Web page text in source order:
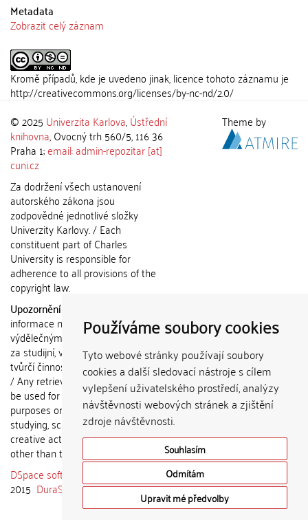
Používáme soubory cookies
Tyto webové stránky používají soubory
cookies a další sledovací nástroje s cílem
vylepšení uživatelského prostředí, analýzy
návštěvnosti webových stránek a zjištění
zdroje návštěvnosti.
Souhlasím
Odmítám
Upravit mé předvolby
Metadata
Zobrazit celý záznam
Kromě případů, kde je uvedeno jinak, licence tohoto záznamu je
http://creativecommons.org/licenses/by-nc-nd/2.0/
© 2025 Univerzita Karlova,Ústřední
knihovna, Ovocný trh 560/5, 116 36
Praha 1;email: admin-repozitar [at]
cuni.cz
Za dodržení všech ustanovení
autorského zákona jsou
zodpovědné jednotlivé složky
Univerzity Karlovy. / Each
constituent part of Charles
University is responsible for
adherence to all provisions of the
copyright law.
Upozornění / Notice:
informace nemohou být použity k
výdělečným účelům nebo vydávány
za studijní, vědeckou nebo jinou
tvůrčí činnost jiné osoby než autora.
/ Any retrieved information shall not
be used for any commercial
purposes or claimed as results of
studying, scientific or any other
creative activities of any person
other than the author.
DSpace software
copyright © 2002-
2015 DuraSpace
Theme by